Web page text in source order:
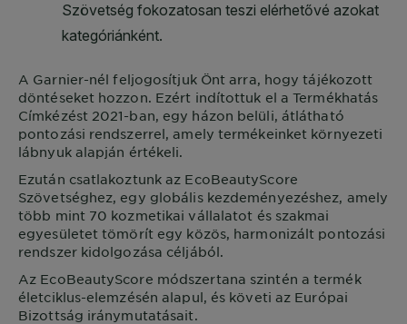
A Garnier-nél feljogosítjuk Önt arra, hogy tájékozott
döntéseket hozzon. Ezért indítottuk el a Termékhatás
Címkézést 2021-ban, egy házon belüli, átlátható
pontozási rendszerrel, amely termékeinket környezeti
lábnyuk alapján értékeli.
Ezután csatlakoztunk az EcoBeautyScore
Szövetséghez, egy globális kezdeményezéshez, amely
több mint 70 kozmetikai vállalatot és szakmai
egyesületet tömörít egy közös, harmonizált pontozási
rendszer kidolgozása céljából.
Az EcoBeautyScore módszertana szintén a termék
életciklus-elemzésén alapul, és követi az Európai
Bizottság iránymutatásait.